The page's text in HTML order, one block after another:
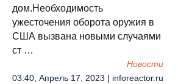
дом.Необходимость
ужесточения оборота оружия в
США вызвана новыми случаями
ст …
Новости
03:40, Апрель 17, 2023 | inforeactor.ru